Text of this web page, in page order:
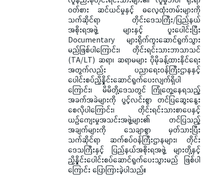
ဝတ်စား ဆင်ယင်မှုနှင့် ဓလေ့ထုံးတမ်းများကို
သက်ဆိုင်ရာ တိုင်းဒေသကြီး/ပြည်နယ်
အစိုးရအဖွဲ့ များနှင့် ပူးပေါင်းပြီး
Documentary များရိုက်ကူးဆောင်ရွက်သွား
မည်ဖြစ်ပါကြောင်း၊ တိုင်းရင်းသားဘာသာသင်
(TA/LT) ဆရာ၊ ဆရာမများ ပိုမိုခန့်ထားနိုင်ရေး
အတွက်လည်း ပညာရေးဝန်ကြီးဌာနနှင့်
ပေါင်းစပ်ညှိနှိုင်းဆောင်ရွက်ပေးလျက်ရှိပါ
ကြောင်း၊ မိမိတို့ဒေသတွင် ကြုံတွေ့နေရသည့်
အခက်အခဲများကို ပွင့်လင်းစွာ တင်ပြဆွေးနွေး
စေလိုပါကြောင်း၊ တိုင်းရင်းသားစာပေနှင့်
ယဉ်ကျေးမှုအသင်းအဖွဲ့များ၏ တင်ပြသည့်
အချက်များကို သေချာစွာ မှတ်သားပြီး
သက်ဆိုင်ရာ ဆက်စပ်ဝန်ကြီးဌာနများ၊ တိုင်း
ဒေသကြီးနှင့် ပြည်နယ်အစိုးရအဖွဲ့ များတို့နှင့်
ညှိနှိုင်းပေါင်းစပ်ဆောင်ရွက်ပေးသွားမည် ဖြစ်ပါ
ကြောင်း ပြောကြားခဲ့ပါသည်။